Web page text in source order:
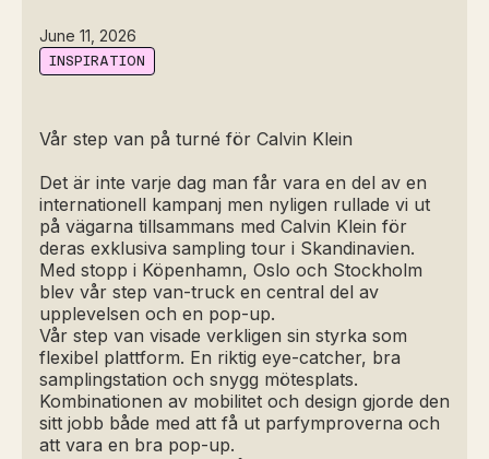
June 11, 2026
INSPIRATION
Vår step van på turné för Calvin Klein
Det är inte varje dag man får vara en del av en
internationell kampanj men nyligen rullade vi ut
på vägarna tillsammans med Calvin Klein för
deras exklusiva sampling tour i Skandinavien.
Med stopp i Köpenhamn, Oslo och Stockholm
blev vår step van-truck en central del av
upplevelsen och en pop-up.
Vår step van visade verkligen sin styrka som
flexibel plattform. En riktig eye-catcher, bra
samplingstation och snygg mötesplats.
Kombinationen av mobilitet och design gjorde den
sitt jobb både med att få ut parfymproverna och
att vara en bra pop-up.